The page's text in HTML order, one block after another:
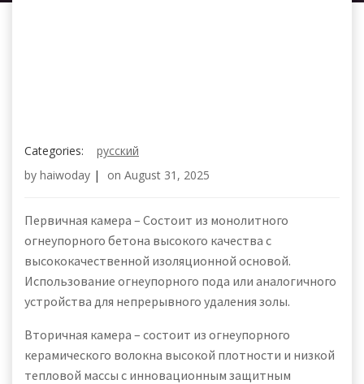
Categories:
русский
by haiwoday | on August 31, 2025
Первичная камера – Состоит из монолитного
огнеупорного бетона высокого качества с
высококачественной изоляционной основой.
Использование огнеупорного пода или аналогичного
устройства для непрерывного удаления золы.
Вторичная камера – состоит из огнеупорного
керамического волокна высокой плотности и низкой
тепловой массы с инновационным защитным